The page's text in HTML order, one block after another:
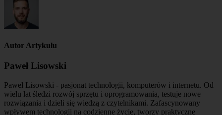
Autor Artykułu
Paweł Lisowski
Paweł Lisowski - pasjonat technologii, komputerów i internetu. Od
wielu lat śledzi rozwój sprzętu i oprogramowania, testuje nowe
rozwiązania i dzieli się wiedzą z czytelnikami. Zafascynowany
wpływem technologii na codzienne życie, tworzy praktyczne